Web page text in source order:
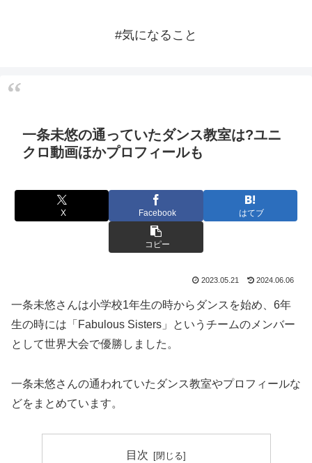
#気になること
一条未悠の通っていたダンス教室は?ユニ
クロ動画ほかプロフィールも
X Facebook はてブ
コピー
2023.05.21 2024.06.06
一条未悠さんは小学校1年生の時からダンスを始め、6年
生の時には「Fabulous Sisters」というチームのメンバー
として世界大会で優勝しました。
一条未悠さんの通われていたダンス教室やプロフィールな
どをまとめています。
目次